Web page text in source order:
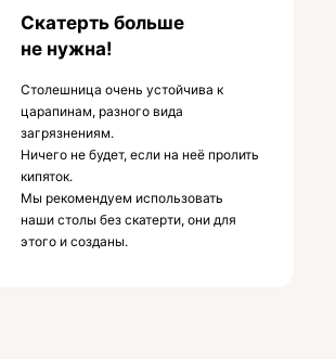
Скатерть больше
не нужна!
Столешница очень устойчива к
царапинам, разного вида
загрязнениям.
Ничего не будет, если на неё пролить
кипяток.
Мы рекомендуем использовать
наши столы без скатерти, они для
этого и созданы.